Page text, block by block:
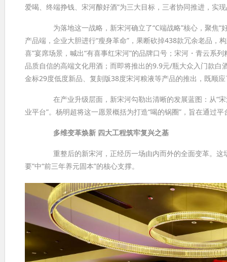
爱喝、终端挣钱、宋河酿好酒”为三大目标，三者协同推进，实
为落地这一战略，新宋河确立了“C端战略”核心，聚焦“好
产品端，企业大胆进行“瘦身革命”，果断砍掉438款冗余老品，
喜”宴席场景，喊出“有喜事红宋河”的品牌口号；宋河・青云系
品质自信的高端文化用酒；而即将推出的9.9元/瓶大众入门款
金标29度低度新品、复刻版38度宋河粮液等产品的推出，既顺
在产业升级层面，新宋河勾勒出清晰的发展蓝图：从“宋河
业平台”。杨明超将这一愿景概括为打造“喝的锅圈”，旨在通过
多维变革焕新 四大工程筑牢复兴之基
重整后的新宋河，正经历一场由内而外的全面变革。这场
要”中“前三年养元固本”的核心支撑。